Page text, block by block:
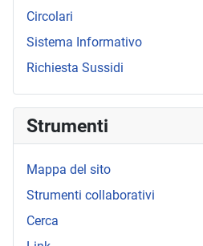
Circolari
Sistema Informativo
Richiesta Sussidi
Strumenti
Mappa del sito
Strumenti collaborativi
Cerca